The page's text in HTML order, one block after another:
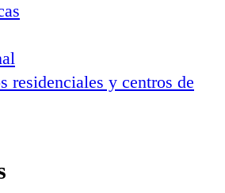
residenciales y centros de